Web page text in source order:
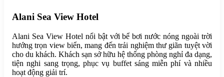
Alani Sea View Hotel
Alani Sea View Hotel nổi bật với bể bơi nước nóng ngoài trời
hướng trọn view biển, mang đến trải nghiệm thư giãn tuyệt vời
cho du khách. Khách sạn sở hữu hệ thống phòng nghỉ đa dạng,
tiện nghi sang trọng, phục vụ buffet sáng miễn phí và nhiều
hoạt động giải trí.